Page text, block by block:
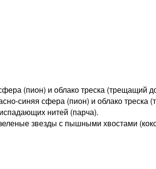
(пион) и облако треска
синяя сфера (пион) и облако
нитей (парча).
звезды с пышными хвостами